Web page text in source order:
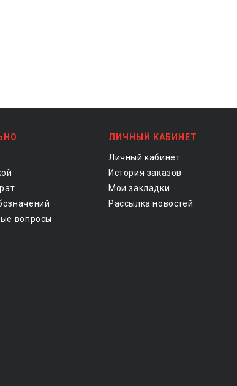
вопросы
ЛИЧНЫЙ КАБИНЕТ
Личный кабинет
История заказов
Мои закладки
Рассылка новостей